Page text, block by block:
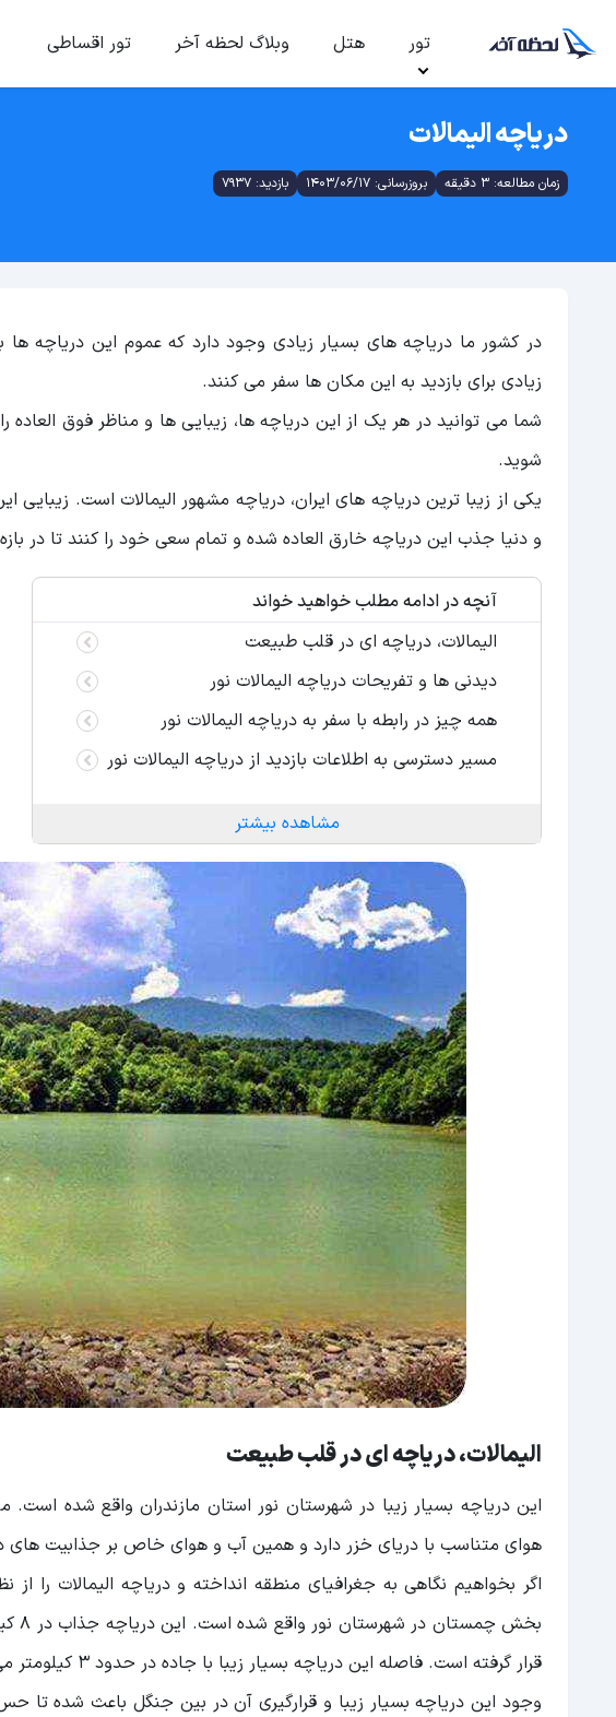
تور هتل وبلاگ لحظه آخر تور اقساطی
دریاچه الیمالات
زمان مطالعه: 3 دقیقه بروزرسانی: 1403/06/17 بازدید: 7937
در کشور ما دریاچه های بسیار زیادی وجود دارد که عموم این
زیادی برای بازدید به این مکان ‌ها سفر می ‌کنند.
شما می توانید در هر یک از این دریاچه ها، زیبایی ها و مناظر فوق
شوید.
یکی از زیبا ترین دریاچه های ایران، دریاچه مشهور الیمالات است. زیبایی
و دنیا جذب این دریاچه خارق العاده شده و تمام سعی خود را کنند تا در
آنچه در ادامه مطلب خواهید خواند
الیمالات، دریاچه ای در قلب طبیعت
دیدنی ها و تفریحات دریاچه الیمالات نور
همه چیز در رابطه با سفر به دریاچه الیمالات نور
مسیر دسترسی به اطلاعات بازدید از دریاچه الیمالات نور
مشاهده بیشتر
الیمالات، دریاچه ای در قلب طبیعت
این دریاچه بسیار زیبا در شهرستان نور استان مازندران واقع شده
هوای متناسب با دریای خزر دارد و همین آب و هوای خاص بر جذابیت های
اگر بخواهیم نگاهی به جغرافیای منطقه انداخته و دریاچه الیمالات را از
بخش
قرار گرفته است. فاصله این دریاچه بسیار زیبا با جاده در حدود ۳ کیلومتر می باشد.
وجود این دریاچه بسیار زیبا و قرارگیری آن در بین جنگل باعث شده تا